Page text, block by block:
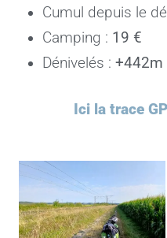
Cumul depuis le
Camping : 19 €
Dénivelés : +442m
Ici la trace